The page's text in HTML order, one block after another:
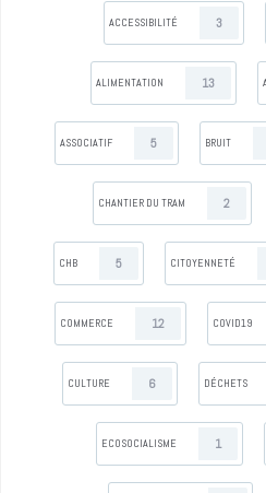
ACCESSIBILITÉ 3
ALIMENTATION 13
ASSOCIATIF 5 BRUIT
CHANTIER DU TRAM 2
CHB 5 CITOYENNETÉ
COMMERCE 12 COVID19
CULTURE 6 DÉCHETS
ECOSOCIALISME 1